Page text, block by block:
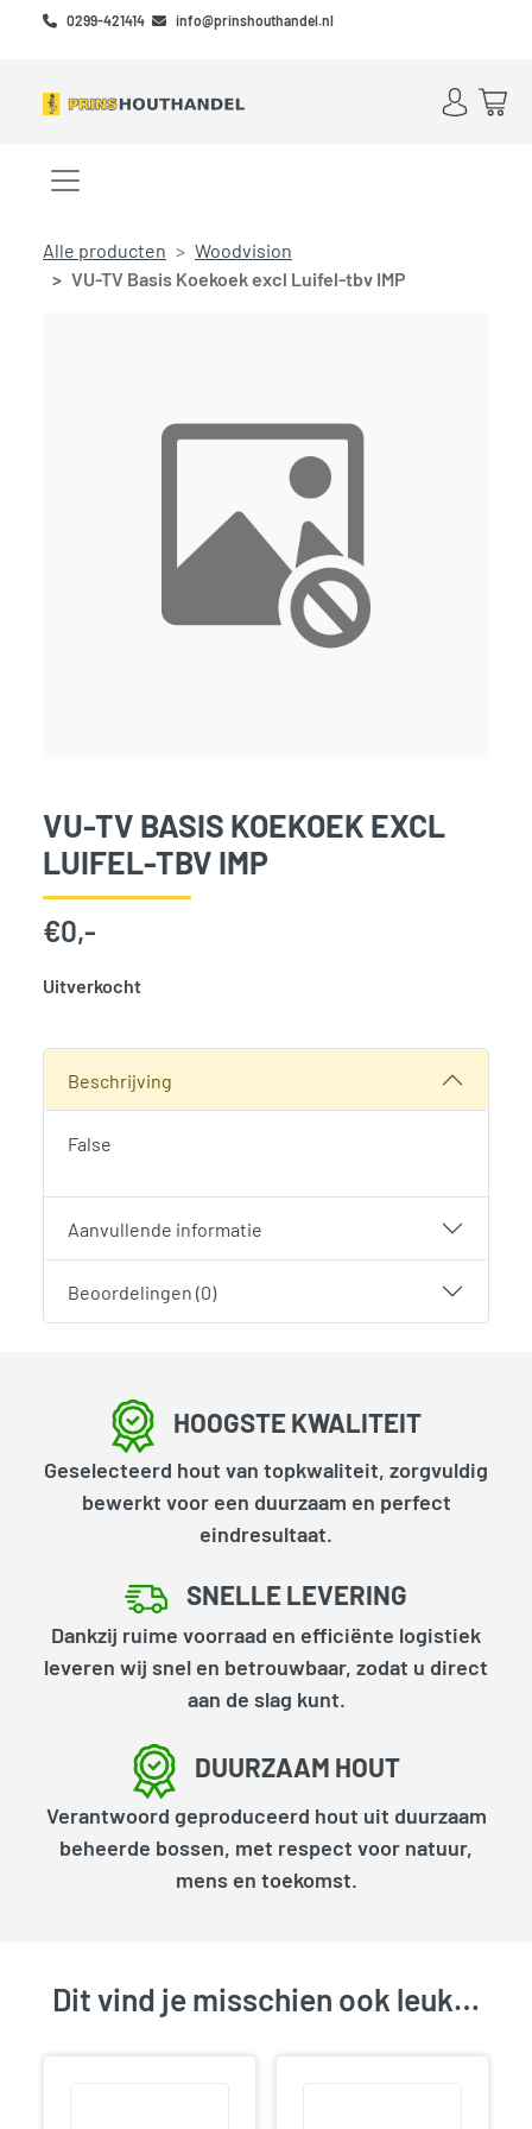
Skip to main content
Skip to footer
0299-421414 info@prinshouthandel.nl
Account
Menu openen/sluiten
Alle producten
Woodvision
VU-TV Basis Koekoek excl Luifel-tbv IMP
VU-TV BASIS KOEKOEK EXCL
LUIFEL-TBV IMP
€0,-
Uitverkocht
Beschrijving
False
Aanvullende informatie
Beoordelingen (0)
HOOGSTE KWALITEIT
Geselecteerd hout van topkwaliteit, zorgvuldig
bewerkt voor een duurzaam en perfect
eindresultaat.
SNELLE LEVERING
Dankzij ruime voorraad en efficiënte logistiek
leveren wij snel en betrouwbaar, zodat u direct
aan de slag kunt.
DUURZAAM HOUT
Verantwoord geproduceerd hout uit duurzaam
beheerde bossen, met respect voor natuur,
mens en toekomst.
Dit vind je misschien ook leuk…